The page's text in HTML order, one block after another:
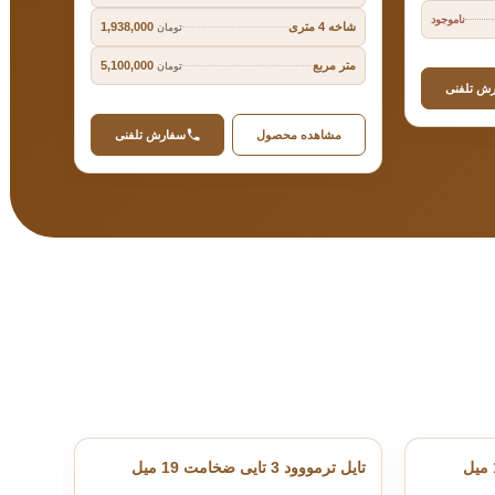
ناموجود
تلفنی
شاخه 4 متری 1,938,000 تومان
متر مربع 5,100,000 تومان
مشاهده محصول سفارش تلفنی
تایل ترمووود 3 تایی ضخامت 19 میل